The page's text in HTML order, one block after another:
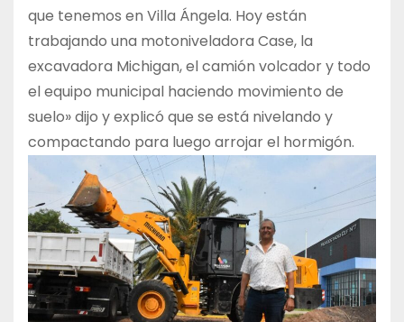
que tenemos en Villa Ángela. Hoy están
trabajando una motoniveladora Case, la
excavadora Michigan, el camión volcador y todo
el equipo municipal haciendo movimiento de
suelo» dijo y explicó que se está nivelando y
compactando para luego arrojar el hormigón.